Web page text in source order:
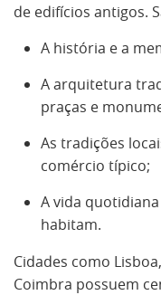
de edifícios antigos.
A história e a
A arquitetura
praças e
As tradições
comércio típico;
A vida
habitam.
Cidades como
Coimbra possuem